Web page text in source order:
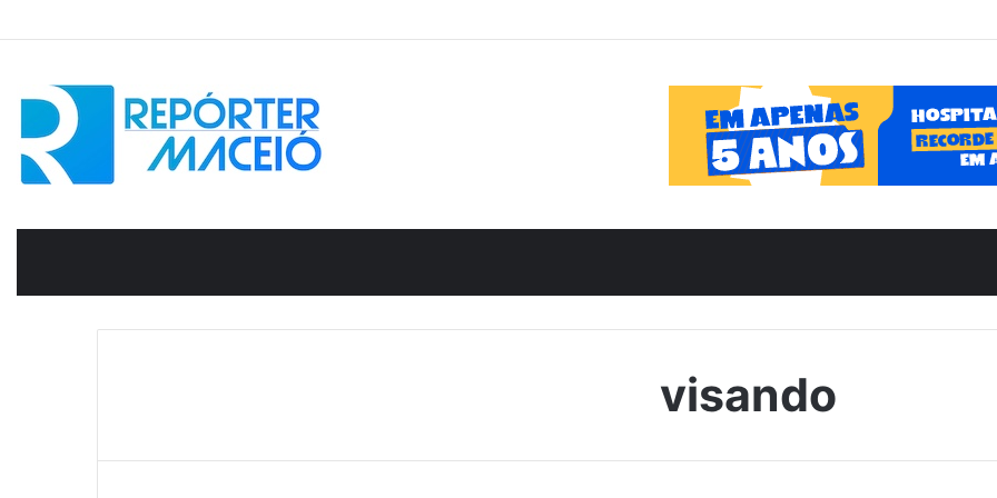
visando